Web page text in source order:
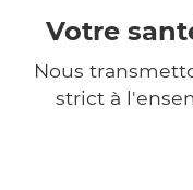
Votre
Nous
strict à